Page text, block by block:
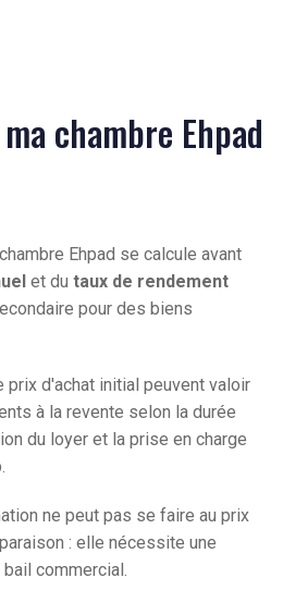
chambre Ehpad
Ehpad se calcule avant
et du taux de rendement
pour des biens
prix d'achat initial peuvent valoir
à la revente selon la durée
du loyer et la prise en charge
ne peut pas se faire au prix
: elle nécessite une
commercial.